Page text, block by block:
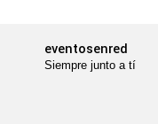
eventosenred
Siempre junto a tí